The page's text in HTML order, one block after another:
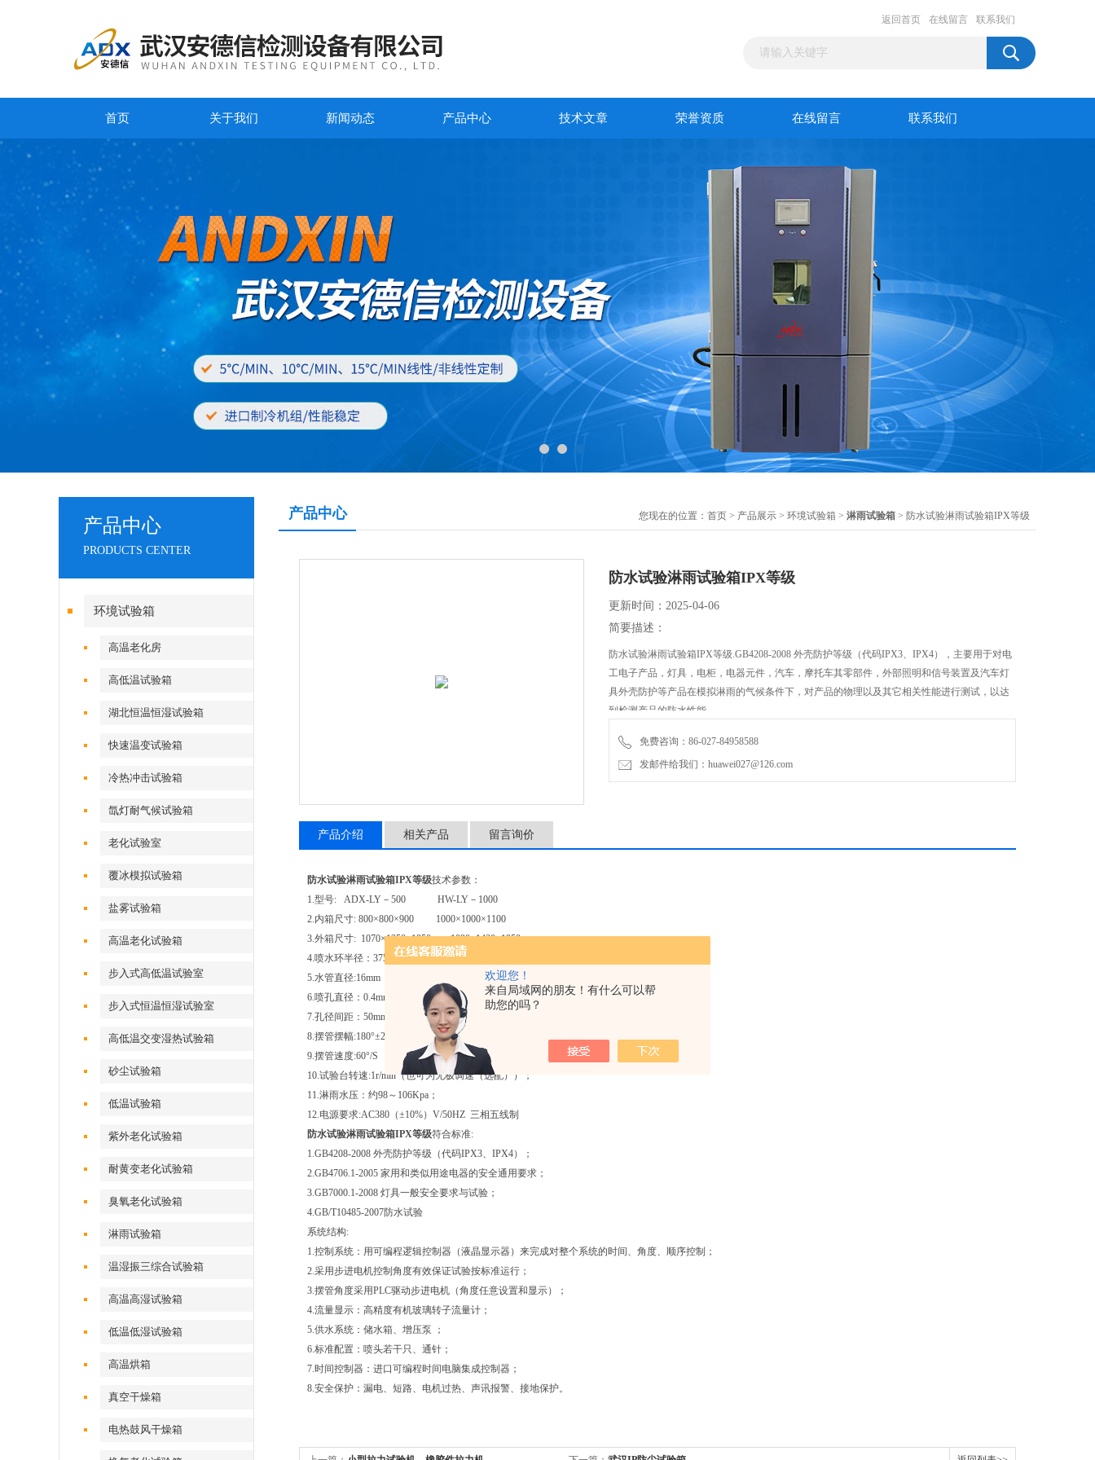
欢迎您！
来自局域网的朋友！有什么可以帮
助您的吗？
返回首页 在线留言 联系我们
首页 关于我们 新闻动态 产品中心 技术文章 荣誉资质 在线留言 联系我们
产品中心
PRODUCTS CENTER
环境试验箱
高温老化房
高低温试验箱
湖北恒温恒湿试验箱
快速温变试验箱
冷热冲击试验箱
氙灯耐气候试验箱
老化试验室
覆冰模拟试验箱
盐雾试验箱
高温老化试验箱
步入式高低温试验室
步入式恒温恒湿试验室
高低温交变湿热试验箱
砂尘试验箱
低温试验箱
紫外老化试验箱
耐黄变老化试验箱
臭氧老化试验箱
淋雨试验箱
温湿振三综合试验箱
高温高湿试验箱
低温低湿试验箱
高温烘箱
真空干燥箱
电热鼓风干燥箱
产品中心 您现在的位置： 首页 > 产品展示 > 环境试验箱 > 淋雨试验箱 > 防水试验淋雨试验箱IPX等级
防水试验淋雨试验箱IPX等级
更新时间：2025-04-06
简要描述：
防水试验淋雨试验箱IPX等级.GB4208-2008 外壳防护等级（代码IPX3、IPX4），主要用于对电
工电子产品，灯具，电柜，电器元件，汽车，摩托车其零部件，外部照明和信号装置及汽车灯
具外壳防护等产品在模拟淋雨的气候条件下，对产品的物理以及其它相关性能进行测试，以达
到检测产品的防水性能。
免费咨询：86-027-84958588
发邮件给我们：huawei027@126.com
产品介绍 相关产品 留言询价
防水试验淋雨试验箱IPX等级技术参数：
1.型号: ADX-LY－500 HW-LY－1000
2.内箱尺寸: 800×800×900 1000×1000×1100
3.外箱尺寸: 1070×1350×1850 1090×1430×1850
4.喷水环半径：375mm 450mm
5.水管直径:16mm；
6.喷孔直径：0.4mm ；
7.孔径间距：50mm；
8.摆管摆幅:180°±20°；
9.摆管速度:60°/S
10.试验台转速:1r/min（也可为无极调速（选配））；
11.淋雨水压：约98～106Kpa；
12.电源要求:AC380（±10%）V/50HZ 三相五线制
防水试验淋雨试验箱IPX等级符合标准:
1.GB4208-2008 外壳防护等级（代码IPX3、IPX4）；
2.GB4706.1-2005 家用和类似用途电器的安全通用要求；
3.GB7000.1-2008 灯具一般安全要求与试验；
4.GB/T10485-2007防水试验
系统结构:
1.控制系统：用可编程逻辑控制器（液晶显示器）来完成对整个系统的时间、角度、顺序控制；
2.采用步进电机控制角度有效保证试验按标准运行；
3.摆管角度采用PLC驱动步进电机（角度任意设置和显示）；
4.流量显示：高精度有机玻璃转子流量计；
5.供水系统：储水箱、增压泵 ；
6.标准配置：喷头若干只、通针；
7.时间控制器：进口可编程时间电脑集成控制器；
8.安全保护：漏电、短路、电机过热、声讯报警、接地保护。